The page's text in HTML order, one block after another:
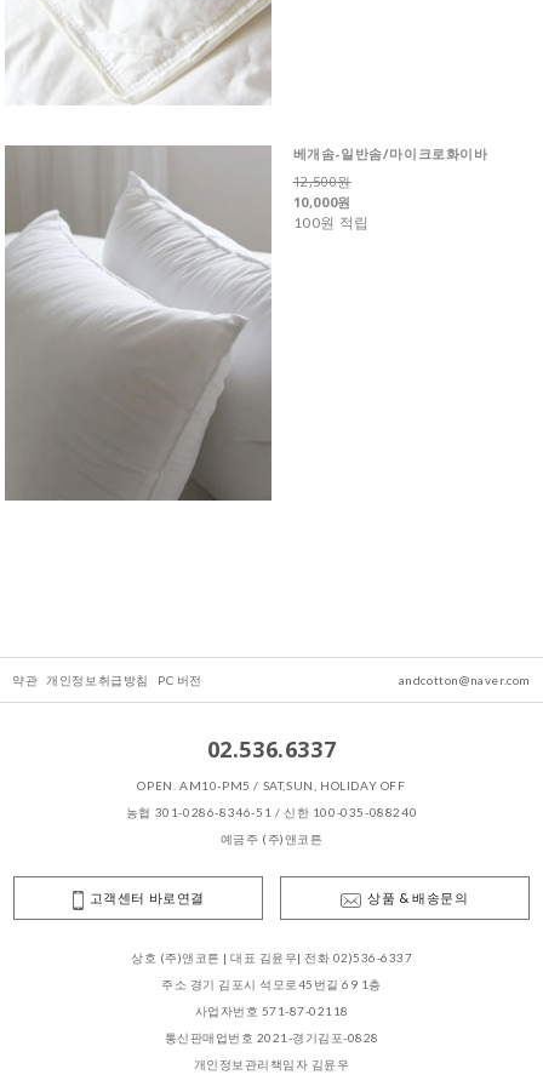
베개솜-일반솜/마이크로화이바
12,500원
10,000원
100원 적립
약관 개인정보취급방침 PC 버전 andcotton@naver.com
02.536.6337
OPEN. AM10-PM5 / SAT,SUN, HOLIDAY OFF
농협 301-0286-8346-51 / 신한 100-035-088240
예금주 (주)앤코튼
고객센터 바로연결 상품 & 배송문의
상호 (주)앤코튼 | 대표 김윤우| 전화 02)536-6337
주소 경기 김포시 석모로45번길 69 1층
사업자번호 571-87-02118
통신판매업번호 2021-경기김포-0828
개인정보관리책임자 김윤우